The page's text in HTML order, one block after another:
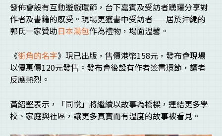
發佈會設有互動遊戲環節，台下嘉賓及受訪者踴躍分享對
作者及書籍的感受。現場更獲書中受訪者——居於沖繩的
郭氏一家贊助日本湯包作為禮物，場面溫馨。
《街角的名字》現已出版，售價港幣158元，發布會現場
以優惠價120元發售。發布會後設有作者簽書環節，讀者
反應熱烈。
黃紹堅表示，「同悅」將繼續以故事為橋樑，連結更多學
校、家庭與社區，讓更多真實而有溫度的故事被看見。